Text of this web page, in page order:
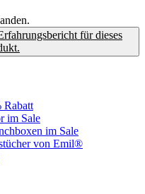
für dieses
Rabatt
im Sale
im Sale
von Emil®